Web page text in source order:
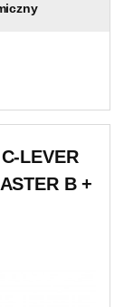
LEVER
B +